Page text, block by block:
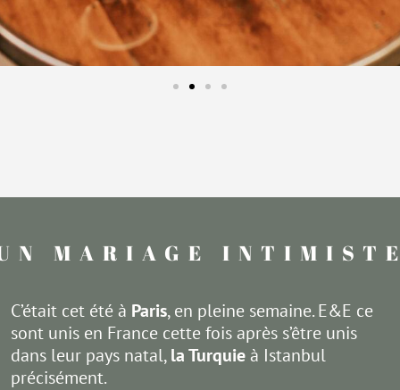
MARIAGE
C’était cet été à Paris, en pleine semaine. E&E ce
sont unis en France cette fois après s’être unis
dans leur pays natal,la Turquie à Istanbul
précisément.